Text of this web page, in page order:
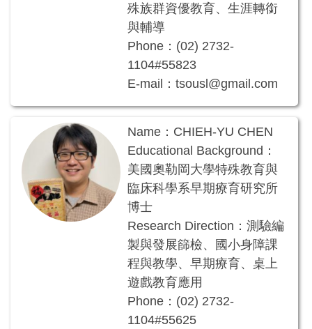
殊族群資優教育、生涯轉銜
與輔導
Phone：(02) 2732-
1104#55823
E-mail：tsousl@gmail.com
Name：CHIEH-YU CHEN
Educational Background：
美國奧勒岡大學特殊教育與
臨床科學系早期療育研究所
博士
Research Direction：測驗編
製與發展篩檢、國小身障課
程與教學、早期療育、桌上
遊戲教育應用
Phone：(02) 2732-
1104#55625